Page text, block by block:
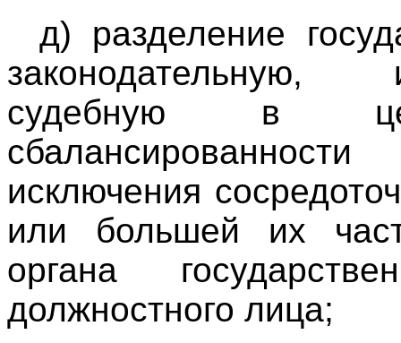
д) разделение
судебную в
исключения
или большей их
органа
должностного лица;